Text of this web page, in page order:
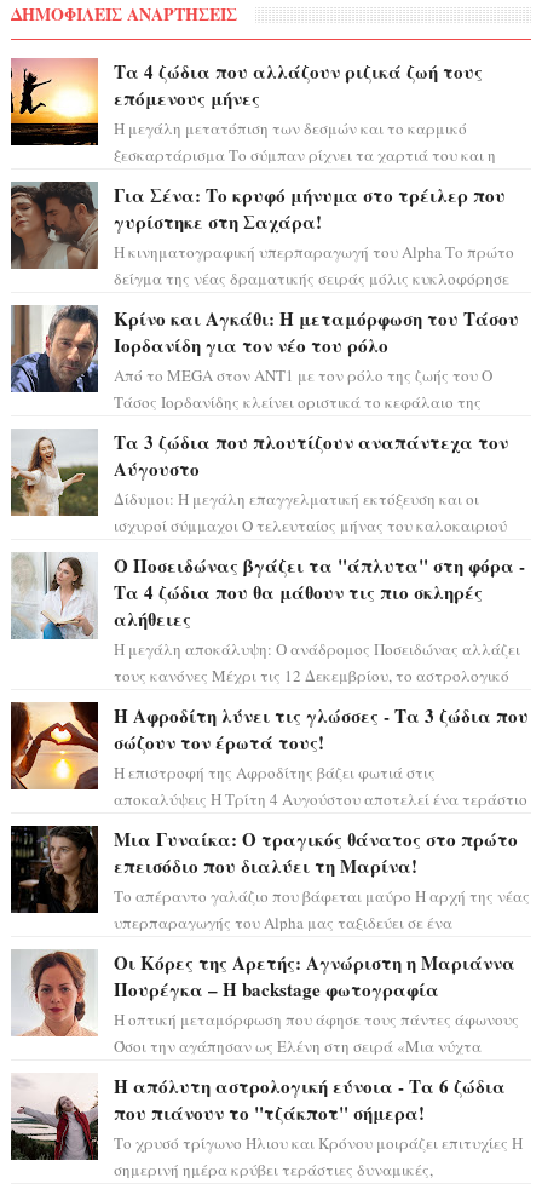
ΔΗΜΟΦΙΛΕΙΣ ΑΝΑΡΤΗΣΕΙΣ
Τα 4 ζώδια που αλλάζουν ριζικά ζωή τους
επόμενους μήνες
Η μεγάλη μετατόπιση των δεσμών και το καρμικό
ξεσκαρτάρισμα Το σύμπαν ρίχνει τα χαρτιά του και η
Για Σένα: Το κρυφό μήνυμα στο τρέιλερ που
γυρίστηκε στη Σαχάρα!
Η κινηματογραφική υπερπαραγωγή του Alpha Το πρώτο
δείγμα της νέας δραματικής σειράς μόλις κυκλοφόρησε
Κρίνο και Αγκάθι: Η μεταμόρφωση του Τάσου
Ιορδανίδη για τον νέο του ρόλο
Από το MEGA στον ΑΝΤ1 με τον ρόλο της ζωής του Ο
Τάσος Ιορδανίδης κλείνει οριστικά το κεφάλαιο της
Τα 3 ζώδια που πλουτίζουν αναπάντεχα τον
Αύγουστο
Δίδυμοι: Η μεγάλη επαγγελματική εκτόξευση και οι
ισχυροί σύμμαχοι Ο τελευταίος μήνας του καλοκαιριού
Ο Ποσειδώνας βγάζει τα "άπλυτα" στη φόρα -
Τα 4 ζώδια που θα μάθουν τις πιο σκληρές
αλήθειες
Η μεγάλη αποκάλυψη: Ο ανάδρομος Ποσειδώνας αλλάζει
τους κανόνες Μέχρι τις 12 Δεκεμβρίου, το αστρολογικό
Η Αφροδίτη λύνει τις γλώσσες - Τα 3 ζώδια που
σώζουν τον έρωτά τους!
Η επιστροφή της Αφροδίτης βάζει φωτιά στις
αποκαλύψεις Η Τρίτη 4 Αυγούστου αποτελεί ένα τεράστιο
Μια Γυναίκα: Ο τραγικός θάνατος στο πρώτο
επεισόδιο που διαλύει τη Μαρίνα!
Το απέραντο γαλάζιο που βάφεται μαύρο Η αρχή της νέας
υπερπαραγωγής του Alpha μας ταξιδεύει σε ένα
Οι Κόρες της Αρετής: Αγνώριστη η Μαριάννα
Πουρέγκα – H backstage φωτογραφία
Η οπτική μεταμόρφωση που άφησε τους πάντες άφωνους
Όσοι την αγάπησαν ως Ελένη στη σειρά «Μια νύχτα
Η απόλυτη αστρολογική εύνοια - Τα 6 ζώδια
που πιάνουν το "τζάκποτ" σήμερα!
Το χρυσό τρίγωνο Ήλιου και Κρόνου μοιράζει επιτυχίες Η
σημερινή ημέρα κρύβει τεράστιες δυναμικές,